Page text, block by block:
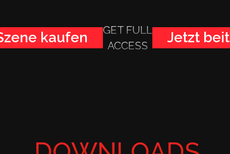
kaufen
GET FULL
ACCESS
Jetzt